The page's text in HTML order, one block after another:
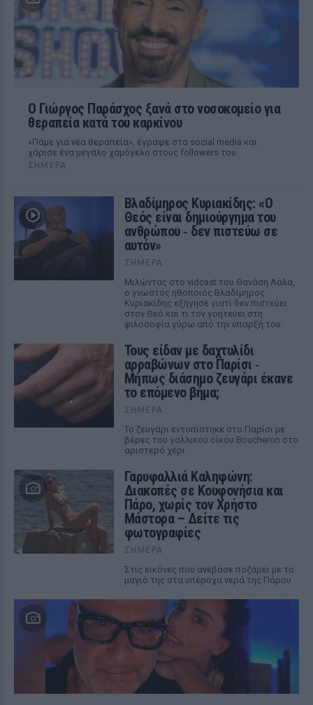
O Γιώργος Παράσχος ξανά στο νοσοκομείο για
θεραπεία κατά του καρκίνου
«Πάμε για νέα θεραπεία», έγραψε στα social media και
χάρισε ένα μεγάλο χαμόγελο στους followers του
ΣΉΜΕΡΑ
Βλαδίμηρος Κυριακίδης: «Ο
Θεός είναι δημιούργημα του
ανθρώπου ‑ δεν πιστεύω σε
αυτόν»
ΣΉΜΕΡΑ
Μιλώντας στο vidcast του Θανάση Λάλα,
ο γνωστός ηθοποιός Βλαδίμηρος
Κυριακίδης εξήγησε γιατί δεν πιστεύει
στον Θεό και τι τον γοητεύει στη
φιλοσοφία γύρω από την ύπαρξή του.
Τους είδαν με δαχτυλίδι
αρραβώνων στο Παρίσι ‑
Μήπως διάσημο ζευγάρι έκανε
το επόμενο βήμα;
ΣΉΜΕΡΑ
Το ζευγάρι εντοπίστηκε στο Παρίσι με
βέρες του γαλλικού οίκου Boucheron στο
αριστερό χέρι
Γαρυφαλλιά Καληφώνη:
Διακοπές σε Κουφονήσια και
Πάρο, χωρίς τον Χρήστο
Μάστορα – Δείτε τις
φωτογραφίες
ΣΉΜΕΡΑ
Στις εικόνες που ανέβασε ποζάρει με το
μαγιό της στα υπέροχα νερά της Πάρου